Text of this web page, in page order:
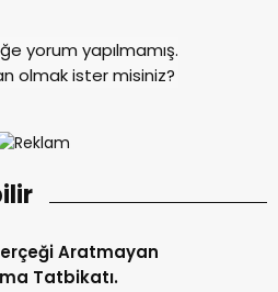
yorum yapılmamış.
olmak ister misiniz?
Aratmayan
Tatbikatı.